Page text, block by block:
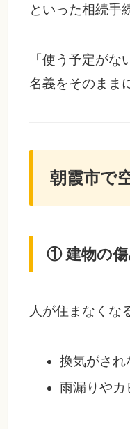
といった相続手
「使う予定が
名義をそのまま
朝霞市で
① 建物の傷
人が住まなくな
換気がされ
雨漏りやカ